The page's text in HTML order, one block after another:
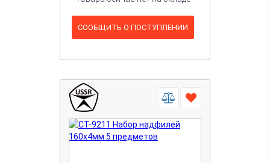
СООБЩИТЬ О ПОСТУПЛЕНИИ